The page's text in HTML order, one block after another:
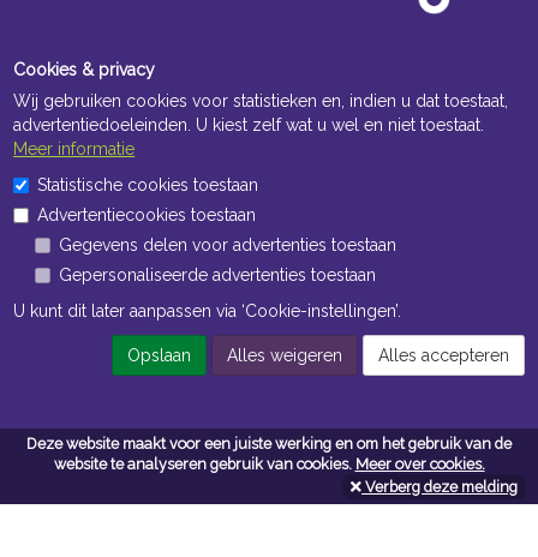
Deze website maakt voor een juiste werking en om het gebruik van de
website te analyseren gebruik van cookies. Meer over cookies.
Verberg deze melding
Openingstijden Kantoor
Openingstijden Magazijn
Navigatie
Algemene voorwaarden
Privacy
Cookies & privacy
Wij gebruiken cookies voor statistieken en, indien u dat toestaat,
advertentiedoeleinden. U kiest zelf wat u wel en niet toestaat.
Meer informatie
Statistische cookies toestaan
Advertentiecookies toestaan
Gegevens delen voor advertenties toestaan
Gepersonaliseerde advertenties toestaan
U kunt dit later aanpassen via ‘Cookie-instellingen’.
Opslaan Alles weigeren Alles accepteren